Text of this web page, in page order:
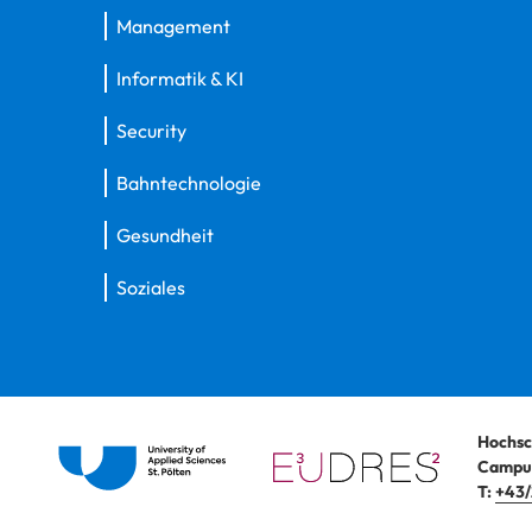
Management
Informatik & KI
Security
Bahntechnologie
Gesundheit
Soziales
T: